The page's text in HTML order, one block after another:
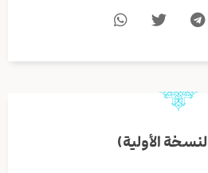
الأولية)